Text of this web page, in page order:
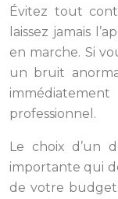
Évitez tout
laissez jamais
en marche. Si
un bruit
professionnel.
Le choix d’un
importante qui
de votre